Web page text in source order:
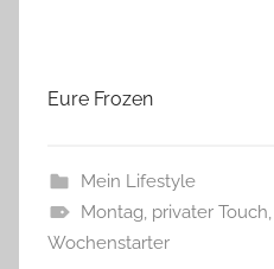
Eure Frozen
Mein Lifestyle
Montag, privater Touch,
Wochenstarter